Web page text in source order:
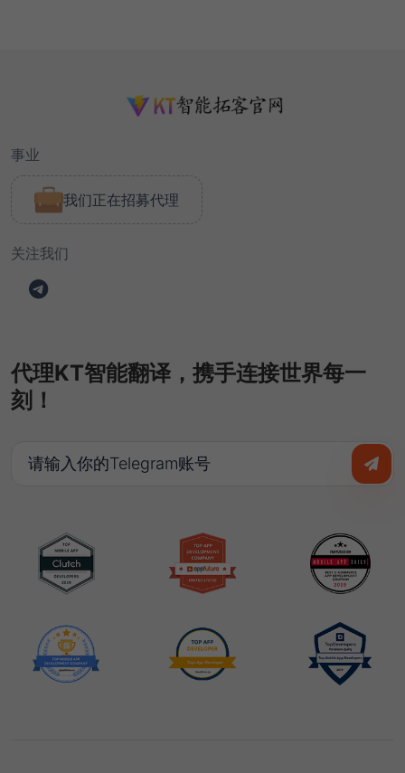
事业
我们正在招募代理
关注我们
代理KT智能翻译，携手连接世界每一
刻！